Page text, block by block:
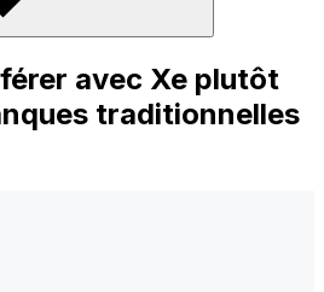
avec Xe plutôt
traditionnelles